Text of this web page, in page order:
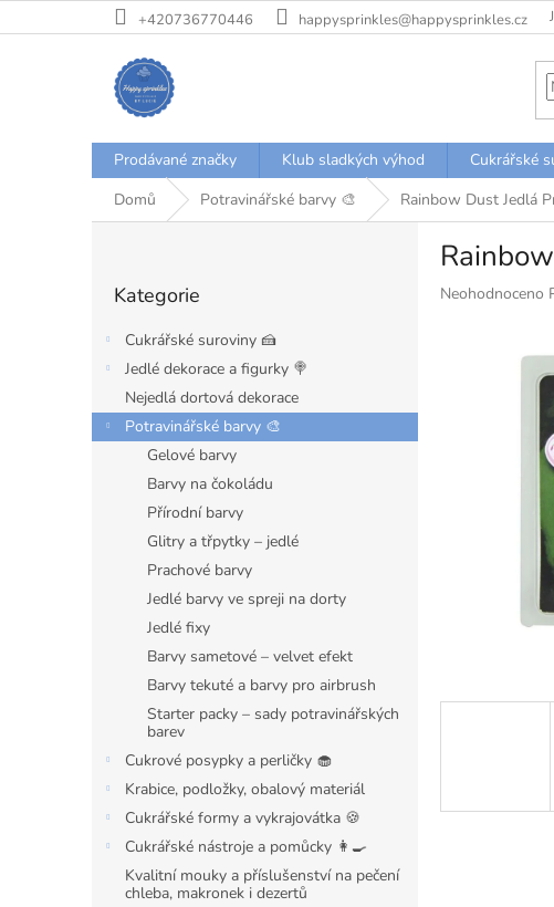
na
+420736770446 happysprinkles@happysprinkles.cz
Prodávané značky Klub sladkých výhod Cukrářské
Domů
Potravinářské barvy 🎨 Rainbow Dust Jedlá
kategorie
Kategorie
Cukrářské suroviny 🍰
Jedlé dekorace a figurky 🍭
Nejedlá dortová dekorace
Potravinářské barvy 🎨
Gelové barvy
Barvy na čokoládu
Přírodní barvy
Glitry a třpytky – jedlé
Prachové barvy
Jedlé barvy ve spreji na dorty
Jedlé fixy
Barvy sametové – velvet efekt
Barvy tekuté a barvy pro airbrush
Starter packy – sady potravinářských
barev
Cukrové posypky a perličky 🧁
Krabice, podložky, obalový materiál
Cukrářské formy a vykrajovátka 🍪
Cukrářské nástroje a pomůcky 👩‍🍳
Kvalitní mouky a příslušenství na pečení
chleba, makronek i dezertů
Průměrné
Neohodnoceno